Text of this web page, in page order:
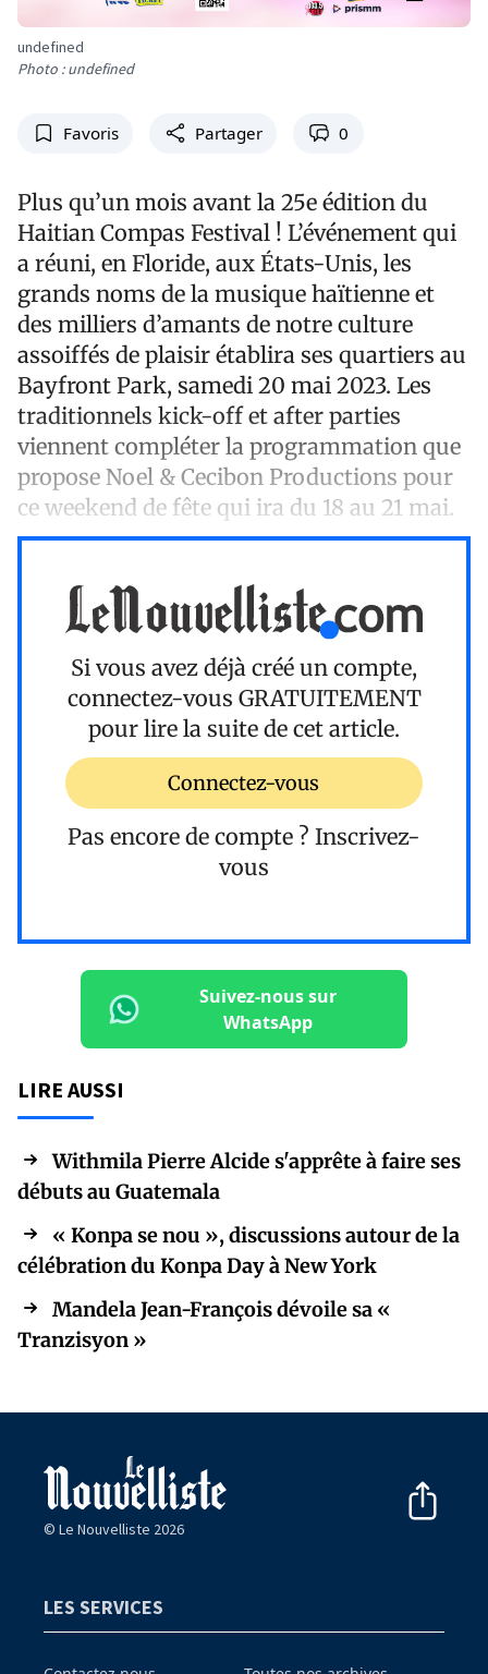
undefined
Photo : undefined
Favoris Partager 0
Plus qu’un mois avant la 25e édition du
Haitian Compas Festival ! L’événement qui
a réuni, en Floride, aux États-Unis, les
grands noms de la musique haïtienne et
des milliers d’amants de notre culture
assoiffés de plaisir établira ses quartiers au
Bayfront Park, samedi 20 mai 2023. Les
traditionnels kick-off et after parties
viennent compléter la programmation que
propose Noel & Cecibon Productions pour
ce weekend de fête qui ira du 18 au 21 mai.
Si vous avez déjà créé un compte,
connectez-vous GRATUITEMENT
pour lire la suite de cet article.
Connectez-vous
Pas encore de compte ? Inscrivez-
vous
Suivez-nous sur
WhatsApp
LIRE AUSSI
Withmila Pierre Alcide s'apprête à faire ses
débuts au Guatemala
« Konpa se nou », discussions autour de la
célébration du Konpa Day à New York
Mandela Jean-François dévoile sa «
Tranzisyon »
© Le Nouvelliste 2026
LES SERVICES